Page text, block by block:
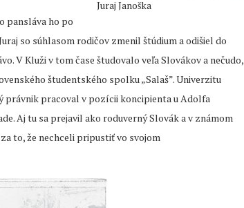
Juraj Janoška
pansláva ho po
so súhlasom rodičov zmenil štúdium a odišiel do
V Kluži v tom čase študovalo veľa Slovákov a nečudo,
študentského spolku „Salaš”. Univerzitu
právnik pracoval v pozícii koncipienta u Adolfa
Aj tu sa prejavil ako roduverný Slovák a v známom
to, že nechceli pripustiť vo svojom